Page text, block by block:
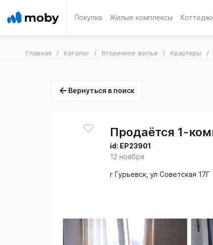
Покупка Жилые комплексы
Главная Каталог Вторичное жилье Квартиры
Вернуться в поиск
Продаётся 1-
id: EP23901
12 ноября
г Гурьевск, ул Советская 17Г